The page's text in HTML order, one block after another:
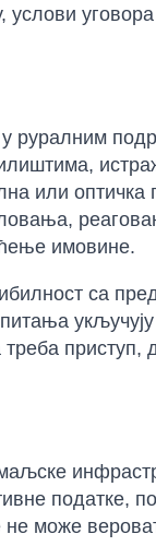
услови
руралним
или оптичка
имовине.
са
укључују
приступ,
податке,
не може